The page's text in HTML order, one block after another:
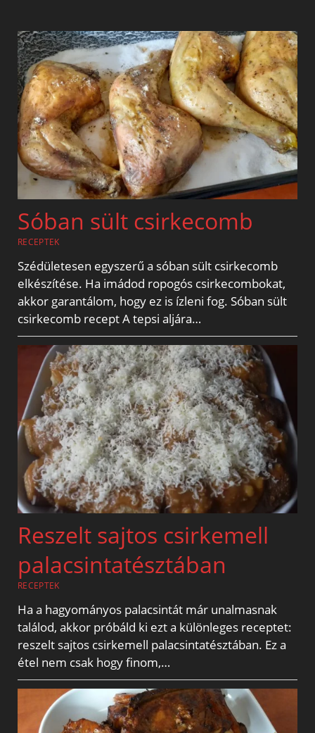
Sóban sült csirkecomb
RECEPTEK
Szédületesen egyszerű a sóban sült csirkecomb
elkészítése. Ha imádod ropogós csirkecombokat,
akkor garantálom, hogy ez is ízleni fog. Sóban sült
csirkecomb recept A tepsi aljára…
Reszelt sajtos csirkemell
palacsintatésztában
RECEPTEK
Ha a hagyományos palacsintát már unalmasnak
találod, akkor próbáld ki ezt a különleges receptet:
reszelt sajtos csirkemell palacsintatésztában. Ez a
étel nem csak hogy finom,…